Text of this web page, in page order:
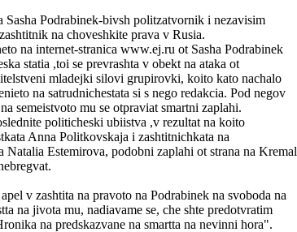
Sasha Podrabinek-bivsh politzatvornik i nezavisim
na choveshkite prava v Rusia.
na internet-stranica www.ej.ru ot Sasha Podrabinek
statia ,toi se prevrashta v obekt na ataka ot
mladejki silovi grupirovki, koito kato nachalo
na satrudnichestata si s nego redakcia. Pod negov
semeistvoto mu se otpraviat smartni zaplahi.
politicheski ubiistva ,v rezultat na koito
Anna Politkovskaja i zashtitnichkata na
Natalia Estemirova, podobni zaplahi ot strana na Kremal
v zashtita na pravoto na Podrabinek na svoboda na
na jivota mu, nadiavame se, che shte predotvratim
na predskazvane na smartta na nevinni hora".